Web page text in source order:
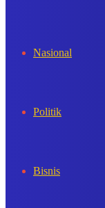
Nasional
Politik
Bisnis